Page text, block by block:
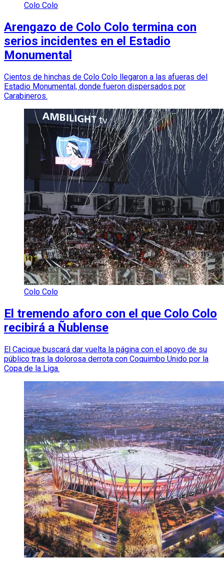
Colo Colo
Arengazo de Colo Colo termina con
serios incidentes en el Estadio
Monumental
Cientos de hinchas de Colo Colo llegaron a las afueras del
Estadio Monumental, donde fueron dispersados por
Carabineros.
Colo Colo
El tremendo aforo con el que Colo Colo
recibirá a Ñublense
El Cacique buscará dar vuelta la página con el apoyo de su
público tras la dolorosa derrota con Coquimbo Unido por la
Copa de la Liga.